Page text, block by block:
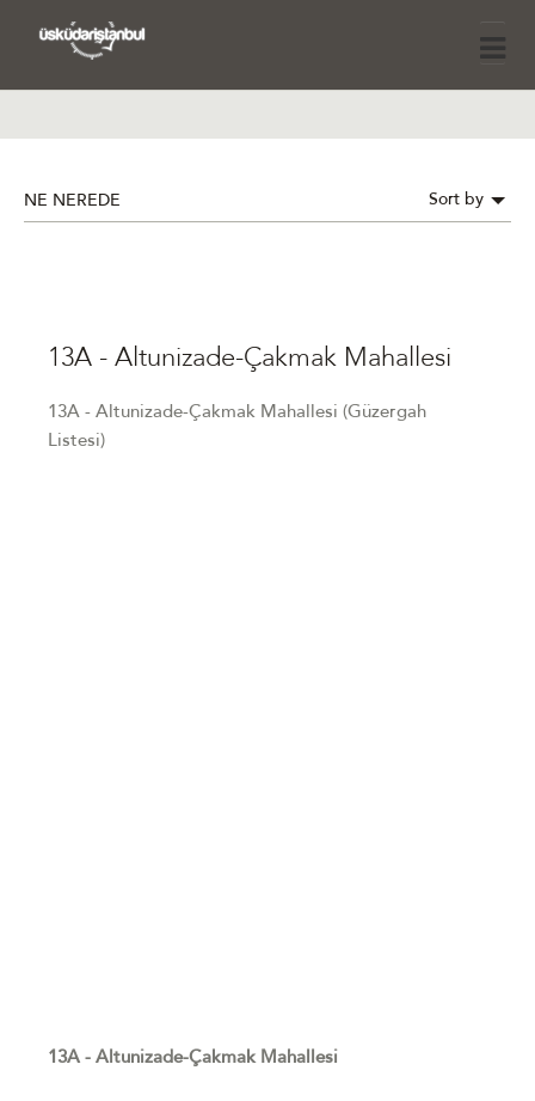
NE NEREDE Sort by
13A - Altunizade-Çakmak Mahallesi
13A - Altunizade-Çakmak Mahallesi (Güzergah
Listesi)
13A - Altunizade-Çakmak Mahallesi